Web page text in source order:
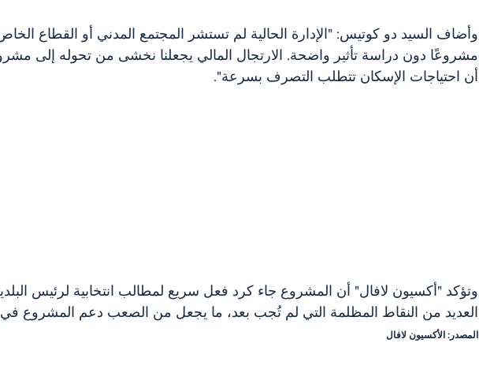
وأضاف السيد دو كوتيس: "الإدارة الحالية لم تستشر المجتمع المدني أو القطاع
مشروعًا دون دراسة تأثير واضحة. الارتجال المالي يجعلنا نخشى من تحوله إلى
أن احتياجات الإسكان تتطلب التصرف بسرعة".
وتؤكد "أكسيون لافال" أن المشروع جاء كرد فعل سريع لمطالب انتخابية لرئيس
العديد من النقاط المظلمة التي لم تُجب بعد، ما يجعل من الصعب دعم المشروع في
المصدر: الأكسيون لافال